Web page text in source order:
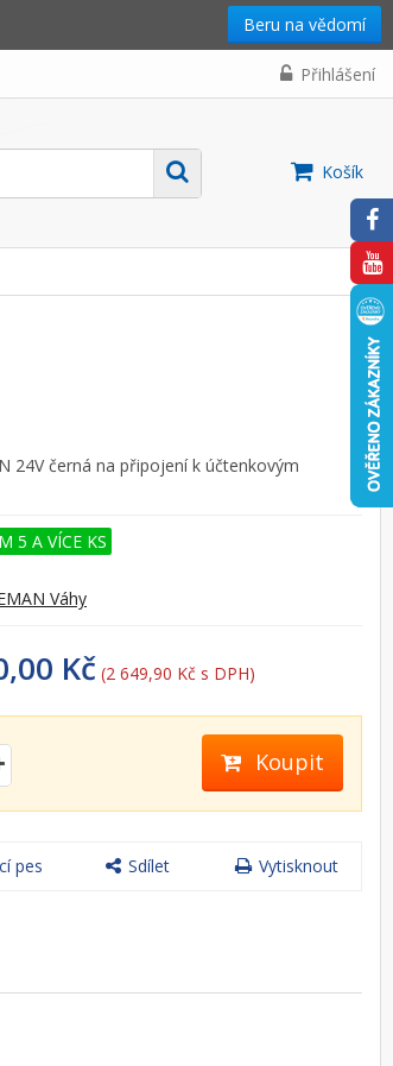
Beru na vědomí
Košík
Přihlášení
24V černá na připojení k účtenkovým
5 A VÍCE KS
Váhy
Kč (2 649,90 Kč s DPH)
Koupit
pes Sdílet Vytisknout